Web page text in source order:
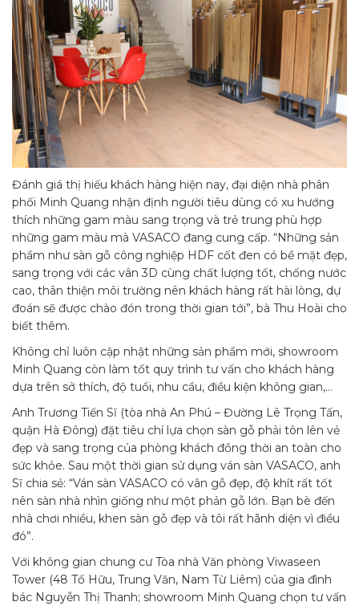
Đánh giá thị hiếu khách hàng hiện nay, đại diện nhà phân
phối Minh Quang nhận định người tiêu dùng có xu hướng
thích những gam màu sang trọng và trẻ trung phù hợp
những gam màu mà VASACO đang cung cấp. “Những sản
phẩm như sàn gỗ công nghiệp HDF cốt đen có bề mặt đẹp,
sang trọng với các vân 3D cùng chất lượng tốt, chống nước
cao, thân thiện môi trường nên khách hàng rất hài lòng, dự
đoán sẽ được chào đón trong thời gian tới”, bà Thu Hoài cho
biết thêm.
Không chỉ luôn cập nhật những sản phẩm mới, showroom
Minh Quang còn làm tốt quy trình tư vấn cho khách hàng
dựa trên sở thích, độ tuổi, nhu cầu, điều kiện không gian,…
Anh Trương Tiến Sĩ (tòa nhà An Phú – Đường Lê Trọng Tấn,
quận Hà Đông) đặt tiêu chí lựa chọn sàn gỗ phải tôn lên vẻ
đẹp và sang trọng của phòng khách đồng thời an toàn cho
sức khỏe. Sau một thời gian sử dụng ván sàn VASACO, anh
Sĩ chia sẻ: “Ván sàn VASACO có vân gỗ đẹp, độ khít rất tốt
nên sàn nhà nhìn giống như một phản gỗ lớn. Bạn bè đến
nhà chơi nhiều, khen sàn gỗ đẹp và tôi rất hãnh diện vì điều
đó”.
Với không gian chung cư Tòa nhà Văn phòng Viwaseen
Tower (48 Tố Hữu, Trung Văn, Nam Từ Liêm) của gia đình
bác Nguyễn Thị Thanh; showroom Minh Quang chọn tư vấn